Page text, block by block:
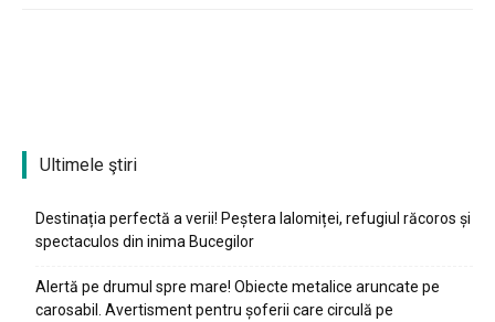
Ultimele ştiri
Destinația perfectă a verii! Peștera Ialomiței, refugiul răcoros și
spectaculos din inima Bucegilor
Alertă pe drumul spre mare! Obiecte metalice aruncate pe
carosabil. Avertisment pentru șoferii care circulă pe